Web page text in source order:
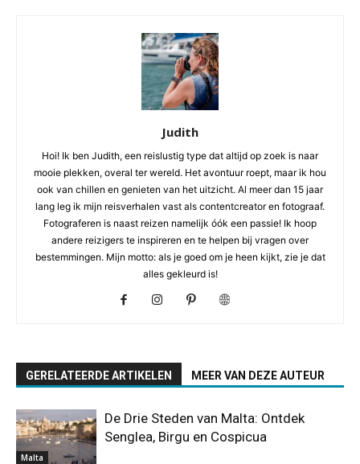
Judith
Hoi! Ik ben Judith, een reislustig type dat altijd op zoek is naar
mooie plekken, overal ter wereld. Het avontuur roept, maar ik hou
ook van chillen en genieten van het uitzicht. Al meer dan 15 jaar
lang leg ik mijn reisverhalen vast als contentcreator en fotograaf.
Fotograferen is naast reizen namelijk óók een passie! Ik hoop
andere reizigers te inspireren en te helpen bij vragen over
bestemmingen. Mijn motto: als je goed om je heen kijkt, zie je dat
alles gekleurd is!
GERELATEERDE ARTIKELEN MEER VAN DEZE AUTEUR
Malta
De Drie Steden van Malta: Ontdek
Senglea, Birgu en Cospicua